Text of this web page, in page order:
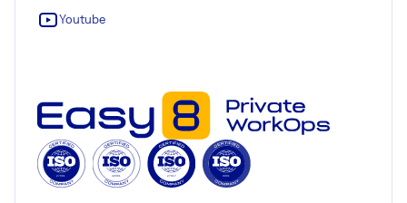
Youtube